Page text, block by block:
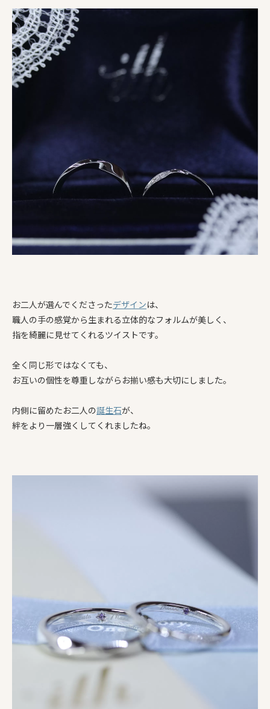
お二人が選んでくださったデザインは、
職人の手の感覚から生まれる立体的なフォルムが美しく、
指を綺麗に見せてくれるツイストです。
全く同じ形ではなくても、
お互いの個性を尊重しながらお揃い感も大切にしました。
内側に留めたお二人の誕生石が、
絆をより一層強くしてくれましたね。